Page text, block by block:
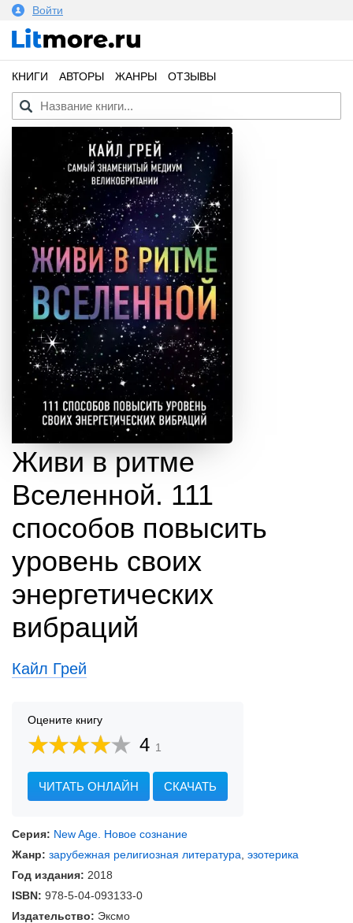
Войти
КНИГИ АВТОРЫ ЖАНРЫ ОТЗЫВЫ
Живи в ритме
Вселенной. 111
способов повысить
уровень своих
энергетических
вибраций
Кайл Грей
Оцените книгу
4 1
ЧИТАТЬ ОНЛАЙН СКАЧАТЬ
Серия: New Age. Новое сознание
Жанр: зарубежная религиозная литература эзотерика
Год издания: 2018
ISBN: 978-5-04-093133-0
Издательство: Эксмо